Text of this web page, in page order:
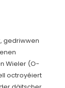
gedriwwen
Wieler (O-
octroyéiert